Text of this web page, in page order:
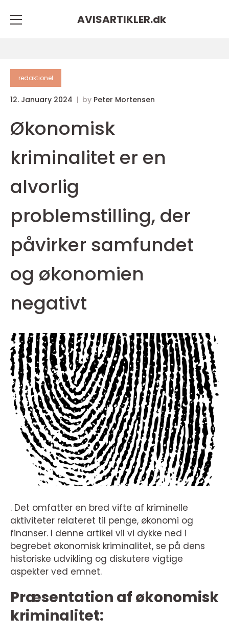
AVISARTIKLER.dk
redaktionel
12. January 2024 by Peter Mortensen
Økonomisk
kriminalitet er en
alvorlig
problemstilling, der
påvirker samfundet
og økonomien
negativt
. Det omfatter en bred vifte af kriminelle
aktiviteter relateret til penge, økonomi og
finanser. I denne artikel vil vi dykke ned i
begrebet økonomisk kriminalitet, se på dens
historiske udvikling og diskutere vigtige
aspekter ved emnet.
Præsentation af økonomisk
kriminalitet: